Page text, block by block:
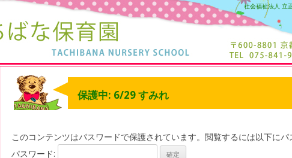
社会福祉法人 立
保護中: 6/29 すみれ
このコンテンツはパスワードで保護されています。閲覧するには以下にパ
パスワード: